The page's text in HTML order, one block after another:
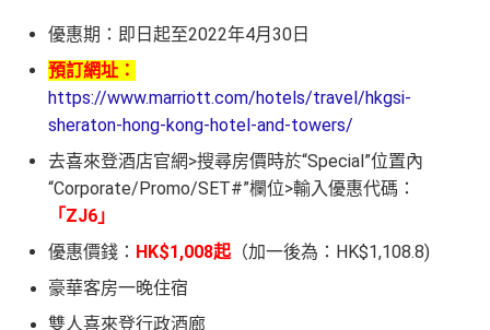
優惠期：即日起至2022年4月30日
預訂網址：
https://www.marriott.com/hotels/travel/hkgsi-
sheraton-hong-kong-hotel-and-towers/
去喜來登酒店官網>搜尋房價時於“Special”位置內
“Corporate/Promo/SET#”欄位>輸入優惠代碼：
「ZJ6」
優惠價錢： HK$1,008起（加一後為：HK$1,108.8)
豪華客房一晚住宿
雙人喜來登行政酒廊